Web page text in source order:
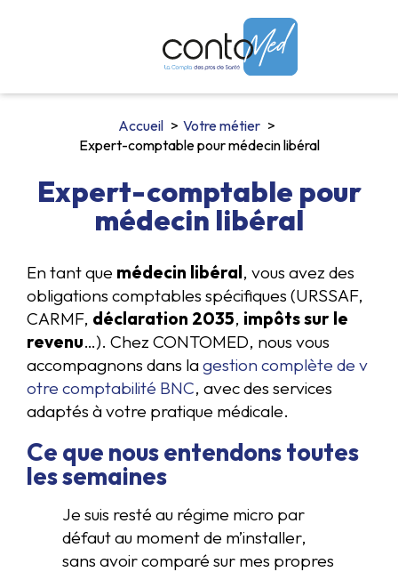
Accueil
Votre métier
Expert-comptable pour médecin libéral
Expert-comptable pour
médecin libéral
En tant que médecin libéral, vous avez des
obligations comptables spécifiques (URSSAF,
CARMF, déclaration 2035, impôts sur le
revenu…). Chez CONTOMED, nous vous
accompagnons dans lagestion complète de v
otre comptabilité BNC, avec des services
adaptés à votre pratique médicale.
Ce que nous entendons toutes
les semaines
Je suis resté au régime micro par
défaut au moment de m’installer,
sans avoir comparé sur mes propres